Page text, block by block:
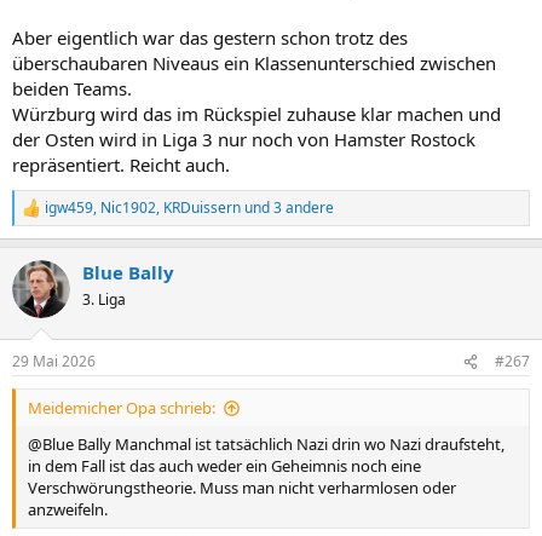
Aber eigentlich war das gestern schon trotz des
überschaubaren Niveaus ein Klassenunterschied zwischen
beiden Teams.
Würzburg wird das im Rückspiel zuhause klar machen und
der Osten wird in Liga 3 nur noch von Hamster Rostock
repräsentiert. Reicht auch.
R
e
k
t
i
e
n
igw459, Nic1902, KRDuissern und 3 andere
Blue Bally
3. Liga
29 Mai 2026 #267
Meidemicher Opa schrieb:
@Blue Bally Manchmal ist tatsächlich Nazi drin wo Nazi draufsteht,
in dem Fall ist das auch weder ein Geheimnis noch eine
Verschwörungstheorie. Muss man nicht verharmlosen oder
anzweifeln.